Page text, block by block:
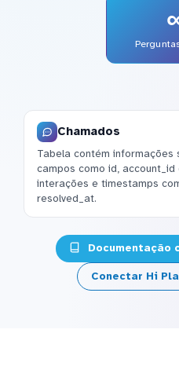
Chamados
Tabela contém informações
campos como id,
interações e timestamps
resolved_at.
Documentação
Conectar Hi